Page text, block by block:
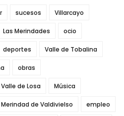
sucesos Villarcayo
Las Merindades ocio
deportes Valle de Tobalina
obras
Valle de Losa Música
Merindad de Valdivielso empleo